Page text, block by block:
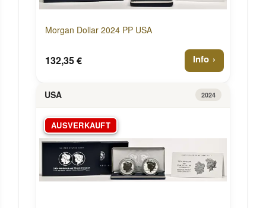
Morgan Dollar 2024 PP USA
132,35 € Info
USA 2024
AUSVERKAUFT